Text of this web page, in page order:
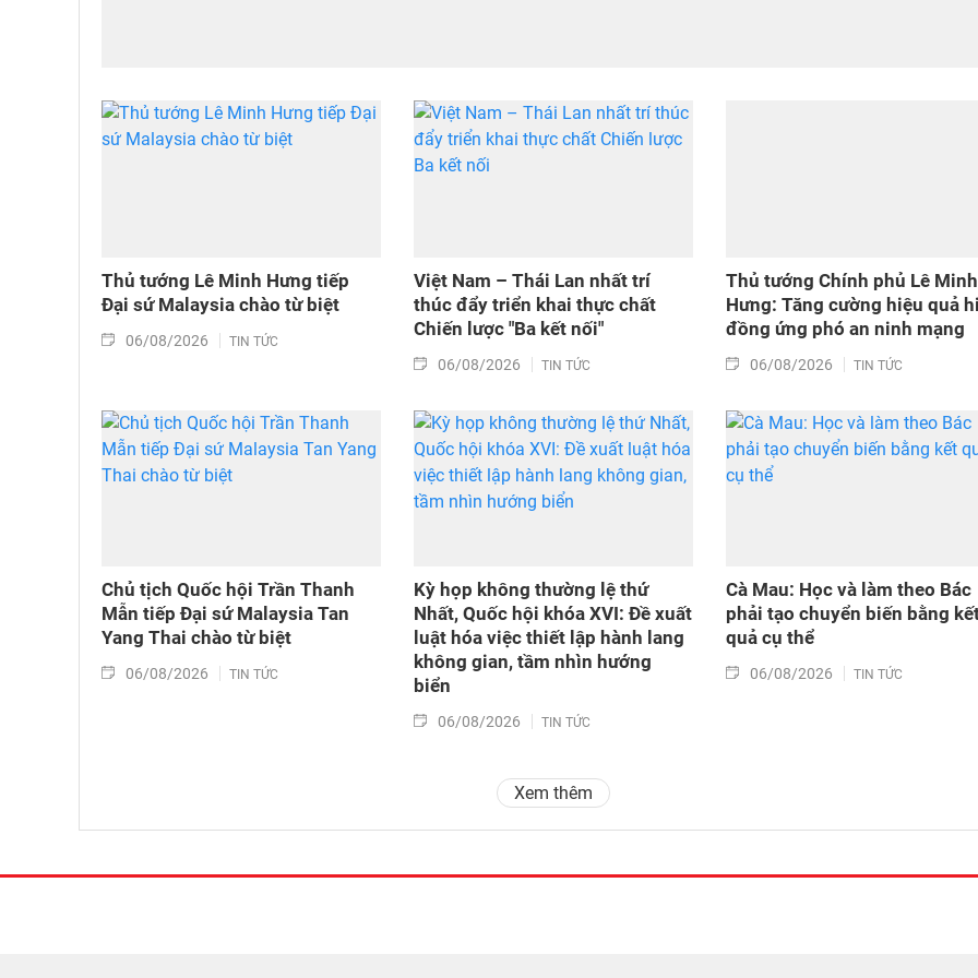
Thủ tướng Lê Minh Hưng tiếp
Đại sứ Malaysia chào từ biệt
06/08/2026 TIN TỨC
Việt Nam – Thái Lan nhất trí
thúc đẩy triển khai thực chất
Chiến lược "Ba kết nối"
06/08/2026 TIN TỨC
Thủ tướng Chính phủ Lê Minh
Hưng: Tăng cường hiệu quả
đồng ứng phó an ninh mạng
06/08/2026 TIN TỨC
Chủ tịch Quốc hội Trần Thanh
Mẫn tiếp Đại sứ Malaysia Tan
Yang Thai chào từ biệt
06/08/2026 TIN TỨC
Kỳ họp không thường lệ thứ
Nhất, Quốc hội khóa XVI: Đề xuất
luật hóa việc thiết lập hành lang
không gian, tầm nhìn hướng
biển
06/08/2026 TIN TỨC
Cà Mau: Học và làm theo Bác
phải tạo chuyển biến bằng
quả cụ thể
06/08/2026 TIN TỨC
Xem thêm